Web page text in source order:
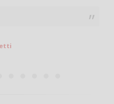
e vorrei tornare a
giocare fammi sapere.